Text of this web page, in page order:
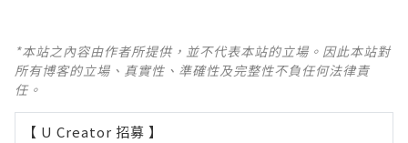
*本站之內容由作者所提供，並不代表本站的立場。因此本站對
所有博客的立場、真實性、準確性及完整性不負任何法律責
任。
【 U Creator 招募 】